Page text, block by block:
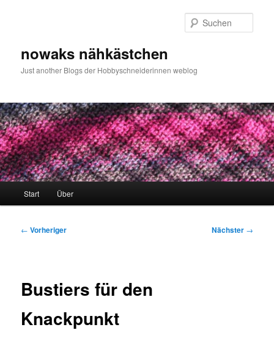
nowaks nähkästchen
Just another Blogs der Hobbyschneiderinnen weblog
Start Über
Beitragsnavigation
← Vorheriger Nächster →
Bustiers für den
Knackpunkt